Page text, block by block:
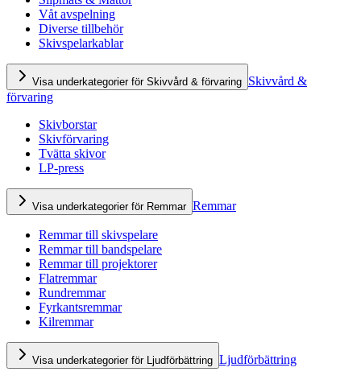
Våt avspelning
Diverse tillbehör
Skivspelarkablar
Visa underkategorier för Skivvård & förvaring Skivvård &
förvaring
Skivborstar
Skivförvaring
Tvätta skivor
LP-press
Visa underkategorier för Remmar Remmar
Remmar till skivspelare
Remmar till bandspelare
Remmar till projektorer
Flatremmar
Rundremmar
Fyrkantsremmar
Kilremmar
Visa underkategorier för Ljudförbättring Ljudförbättring